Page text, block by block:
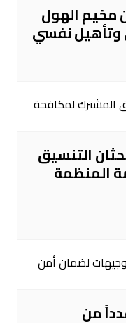
مخيم الهول
وتأهيل نفسي
التنسيق
المنظمة
من